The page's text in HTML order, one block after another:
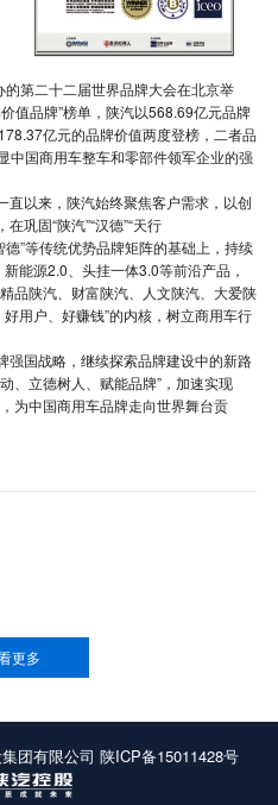
第二十二届世界品牌大会在北京举
值品牌”榜单，陕汽以568.69亿元品牌
亿元的品牌价值两度登榜，二者品
中国商用车整车和零部件领军企业的强
以来，陕汽始终聚焦客户需求，以创
巩固“陕汽”“汉德”“天行
德”等传统优势品牌矩阵的基础上，持续
能源2.0、头挂一体3.0等前沿产品，
品陕汽、财富陕汽、人文陕汽、大爱陕
用户、好赚钱”的内核，树立商用车行
国战略，继续探索品牌建设中的新路
、立德树人、赋能品牌”，加速实现
为中国商用车品牌走向世界舞台贡
更多
团有限公司 陕ICP备15011428号